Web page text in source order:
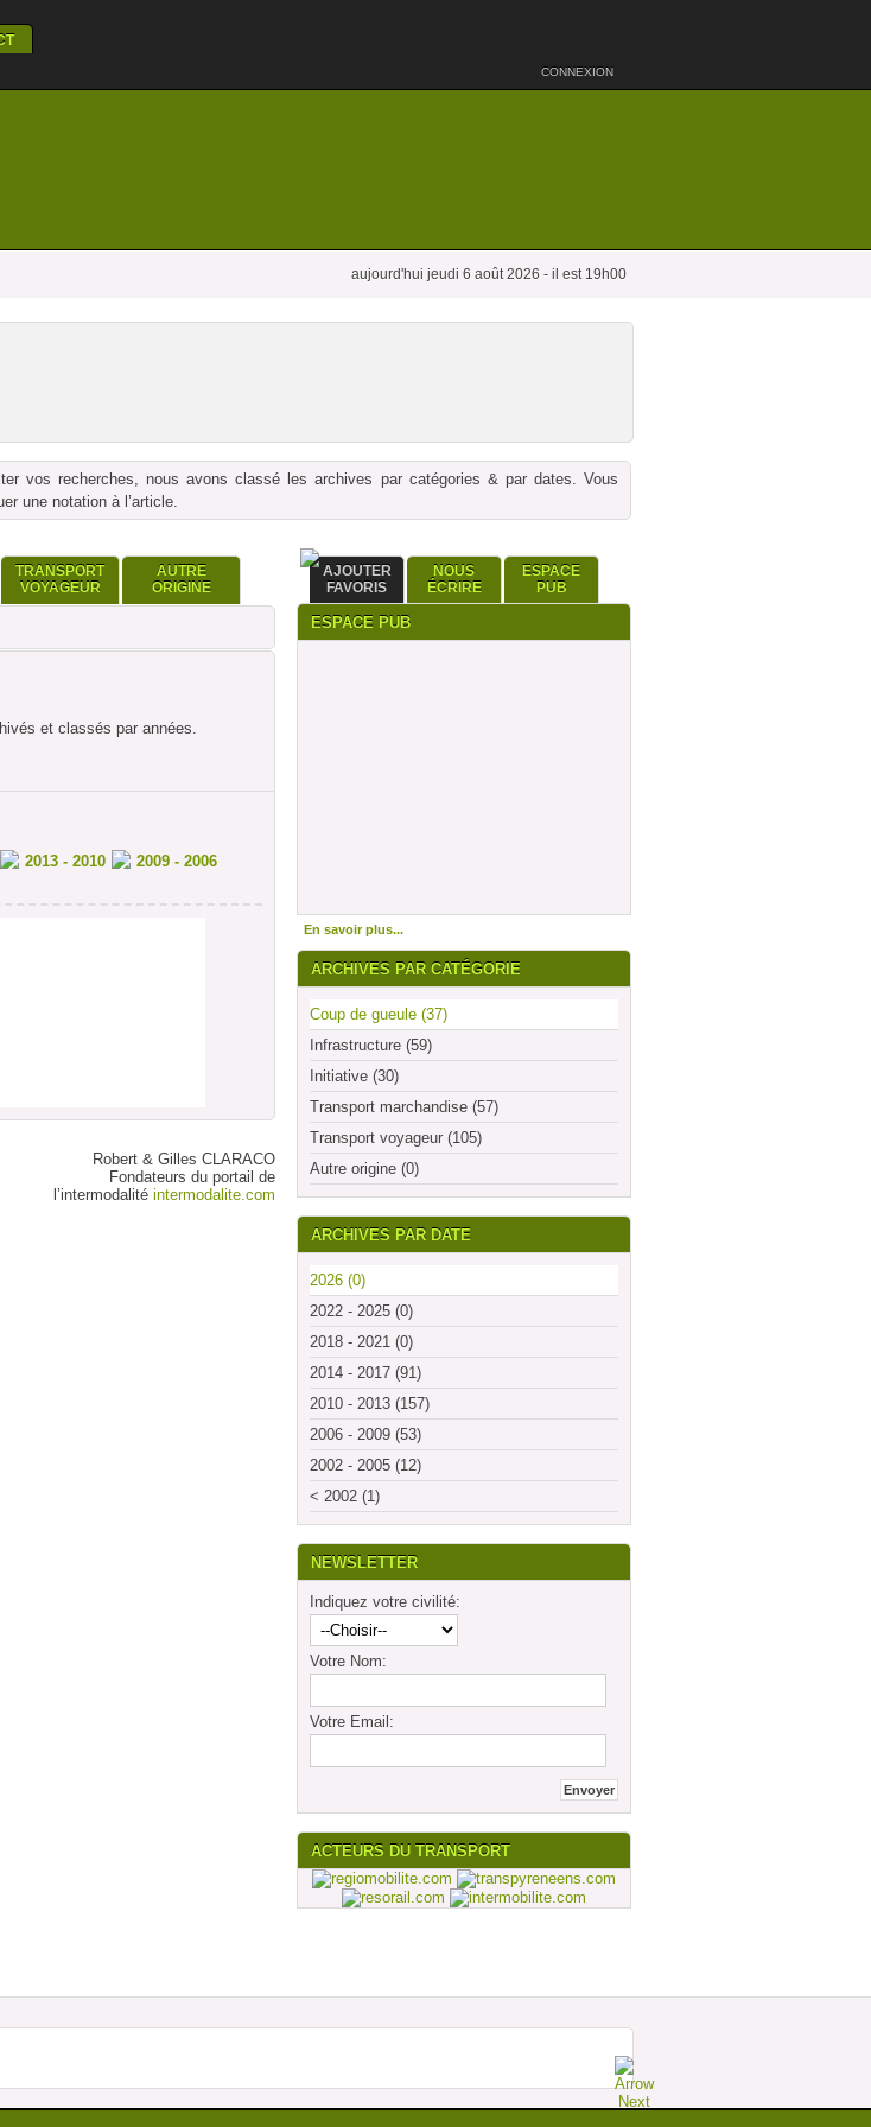
CONNEXION
aujourd'hui jeudi 6 août 2026 - il est 19h00
vos recherches, nous avons classé les archives par catégories & par dates. Vous
une notation à l’article.
TRANSPORT
VOYAGEUR
AUTRE
ORIGINE
et classés par années.
2013 - 2010
2009 - 2006
Robert & Gilles CLARACO
Fondateurs du portail de
l’intermodalité intermodalite.com
AJOUTER
FAVORIS
NOUS
ÉCRIRE
ESPACE
PUB
ESPACE PUB
En savoir plus...
ARCHIVES PAR CATÉGORIE
Coup de gueule (37)
Infrastructure (59)
Initiative (30)
Transport marchandise (57)
Transport voyageur (105)
Autre origine (0)
ARCHIVES PAR DATE
2026 (0)
2022 - 2025 (0)
2018 - 2021 (0)
2014 - 2017 (91)
2010 - 2013 (157)
2006 - 2009 (53)
2002 - 2005 (12)
< 2002 (1)
NEWSLETTER
Indiquez votre civilité:
Votre Nom:
Votre Email:
ACTEURS DU TRANSPORT